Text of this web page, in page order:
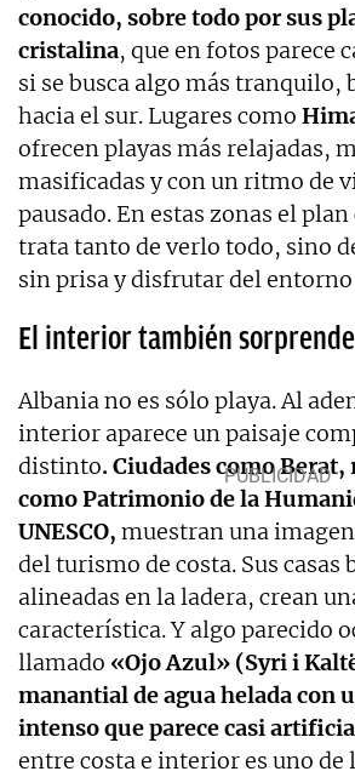
conocido, sobre todo por sus
cristalina, que en fotos parece
si se busca algo más tranquilo,
hacia el sur. Lugares como
ofrecen playas más relajadas,
masificadas y con un ritmo de
pausado. En estas zonas el plan
trata tanto de verlo todo, sino
sin prisa y disfrutar del
El interior también sorprende
Albania no es sólo playa. Al
interior aparece un paisaje
distinto. Ciudades como Berat,
como Patrimonio de la
UNESCO, muestran una
del turismo de costa. Sus casas
alineadas en la ladera, crean
característica. Y algo parecido
llamado «Ojo Azul» (Syri i
manantial de agua helada con
intenso que parece casi
entre costa e interior es uno de